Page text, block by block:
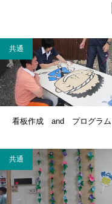
共通
看板作成 and プログラム
共通